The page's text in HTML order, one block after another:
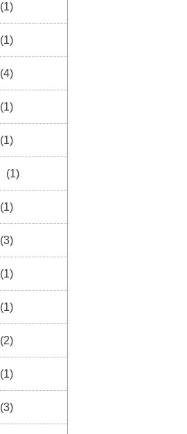
(1)
(1)
(4)
(1)
(1)
(1)
(1)
(3)
(1)
(1)
(2)
(1)
(3)